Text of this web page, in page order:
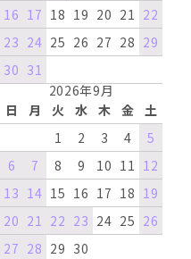
16 17 18 19 20 21
22
23 24 25 26 27 28 29
30 31
2026年9月
日
月 火 水 木 金
土
1
2 3 4
5
6
7 8 9 10 11
12
13 14 15 16 17 18 19
20 21 22 23 24 25 26
27 28 29 30